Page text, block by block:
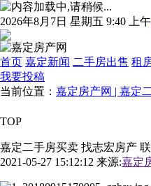
2026年8月 7日 星期五 9:40 上午
首页 嘉定新闻 二手房出售 租
我要投稿
当前位置： 嘉定房产网 | 嘉定
TOP
嘉定二手房买卖 找志宏房产
2021-05-27 15:12:12 来源:嘉定